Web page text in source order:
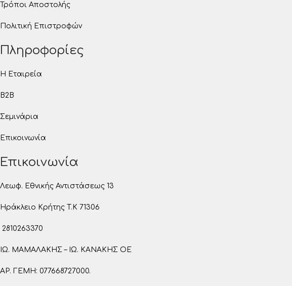
Τρόποι Αποστολής
Πολιτική Επιστροφών
Πληροφορίες
Η Εταιρεία
B2B
Σεμινάρια
Επικοινωνία
Επικοινωνία
Λεωφ. Εθνικής Αντιστάσεως 13
Ηράκλειο Κρήτης T.K 71306
2810263370
ΙΩ. ΜΑΜΑΛΑΚΗΣ – ΙΩ. ΚΑΝΑΚΗΣ ΟΕ
ΑΡ. ΓΕΜΗ: 077668727000.